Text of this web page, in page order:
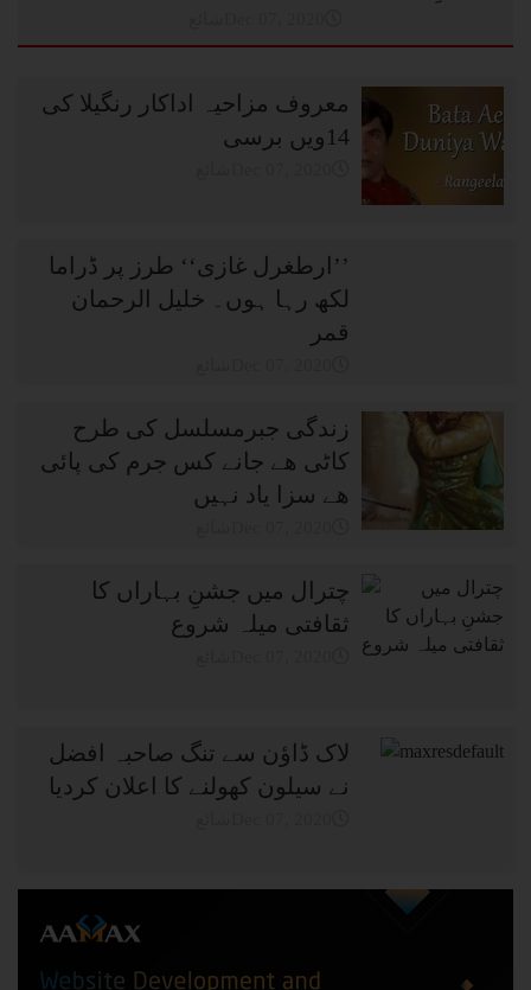
معروف مزاحیہ اداکار رنگیلا کی
14ویں برسی
’’ارطغرل غازی‘‘ طرز پر ڈراما
لکھ رہا ہوں۔ خلیل الرحمان
قمر
زندگی جبرمسلسل کی طرح
کاٹی ھے جانے کس جرم کی پائی
ھے سزا یاد نہیں
چترال میں جشنِ بہاراں کا
ثقافتی میلہ شروع
لاک ڈاؤن سے تنگ صاحبہ افضل
نے سیلون کھولنے کا اعلان کردیا